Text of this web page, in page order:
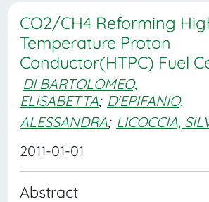
CO2/CH4 Reforming
Temperature Proton
Conductor(HTPC) Fuel
DI BARTOLOMEO,
ELISABETTA; D'EPIFANIO,
ALESSANDRA; LICOCCIA,
2011-01-01
Abstract